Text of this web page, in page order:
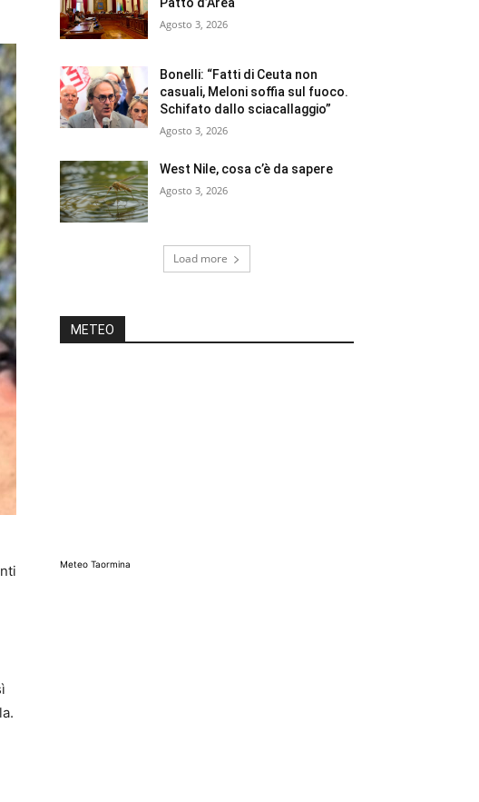
Agosto 3, 2026
Bonelli: “Fatti di Ceuta non
casuali, Meloni soffia sul fuoco.
Schifato dallo sciacallaggio”
Agosto 3, 2026
West Nile, cosa c’è da sapere
Agosto 3, 2026
Load more
METEO
Meteo Taormina